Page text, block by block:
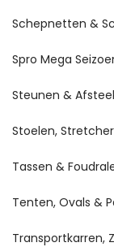
Schepnetten &
Spro Mega
Steunen &
Stoelen,
Tassen &
Tenten, Ovals &
Transportkarren,